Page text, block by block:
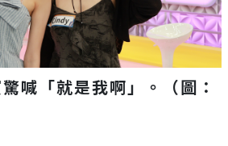
喊「就是我啊」。（圖：